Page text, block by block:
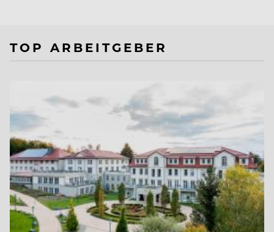
TOP ARBEITGEBER